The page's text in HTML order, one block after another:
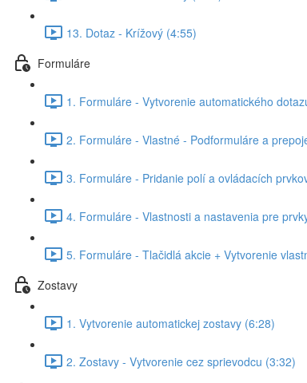
13. Dotaz - Krížový (4:55)
Formuláre
1. Formuláre - Vytvorenie automatického
2. Formuláre - Vlastné - Podformuláre a
3. Formuláre - Pridanie polí a ovládacích
4. Formuláre - Vlastnosti a nastavenia pre
5. Formuláre - Tlačidlá akcie + Vytvorenie
Zostavy
1. Vytvorenie automatickej zostavy (6:28)
2. Zostavy - Vytvorenie cez sprievodcu (3:32)